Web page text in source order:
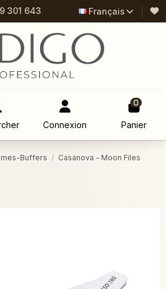
301 643 Français
Connexion
0
Panier
Buffers
Casanova - Moon Files